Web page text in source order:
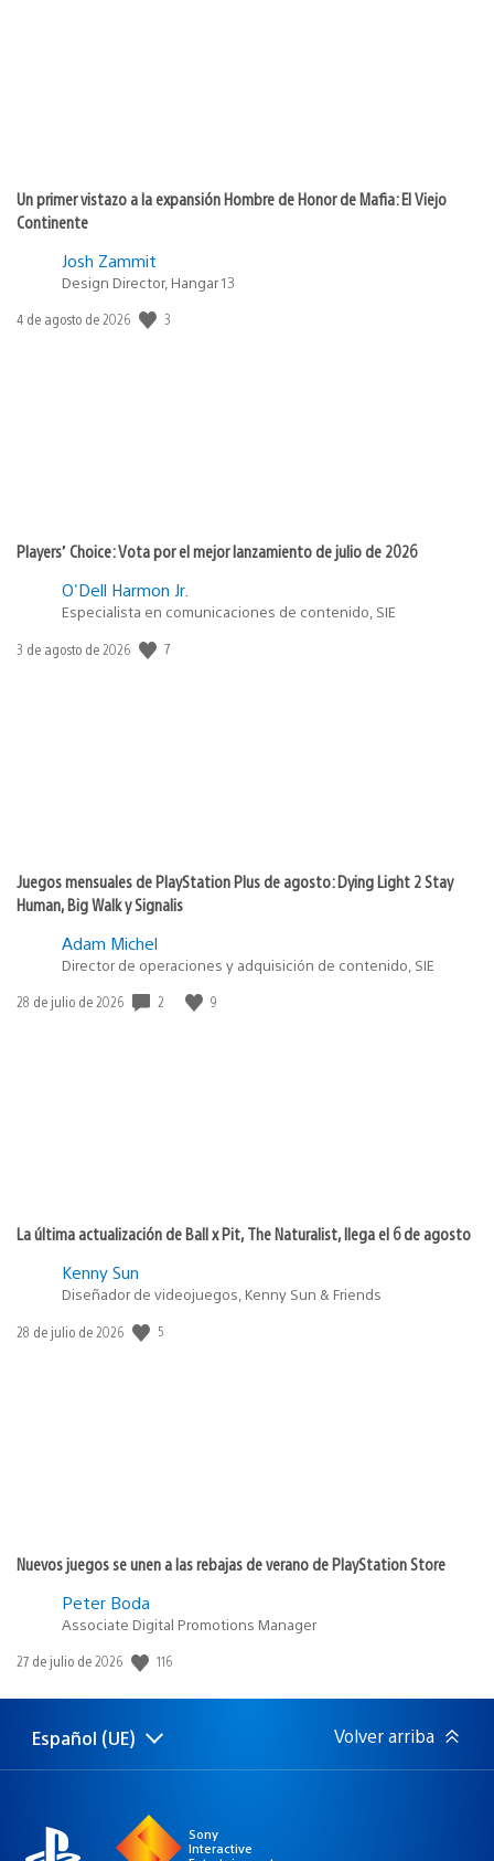
Un primer vistazo a la expansión Hombre de Honor de Mafia: El Viejo
Continente
Josh Zammit
Design Director, Hangar 13
Fecha
4 de agosto de 2026 3
Players’ Choice: Vota por el mejor lanzamiento de julio de 2026
O'Dell Harmon Jr.
Especialista en comunicaciones de contenido, SIE
Fecha
3 de agosto de 2026 7
Juegos mensuales de PlayStation Plus de agosto: Dying Light 2 Stay
Human, Big Walk y Signalis
Adam Michel
Director de operaciones y adquisición de contenido, SIE
Fecha
28 de julio de 2026 2 9
La última actualización de Ball x Pit, The Naturalist, llega el 6 de agosto
Kenny Sun
Diseñador de videojuegos, Kenny Sun & Friends
Fecha
28 de julio de 2026 5
Nuevos juegos se unen a las rebajas de verano de PlayStation Store
Peter Boda
Associate Digital Promotions Manager
Fecha
publicación:
27 de julio de 2026 116
Selecciona
una
Región
actual:
Español (UE) Volver arriba
Sony
Interactive